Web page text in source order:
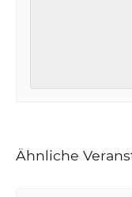
Ähnliche